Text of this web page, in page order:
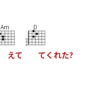
Am
えて
D
てく れた?